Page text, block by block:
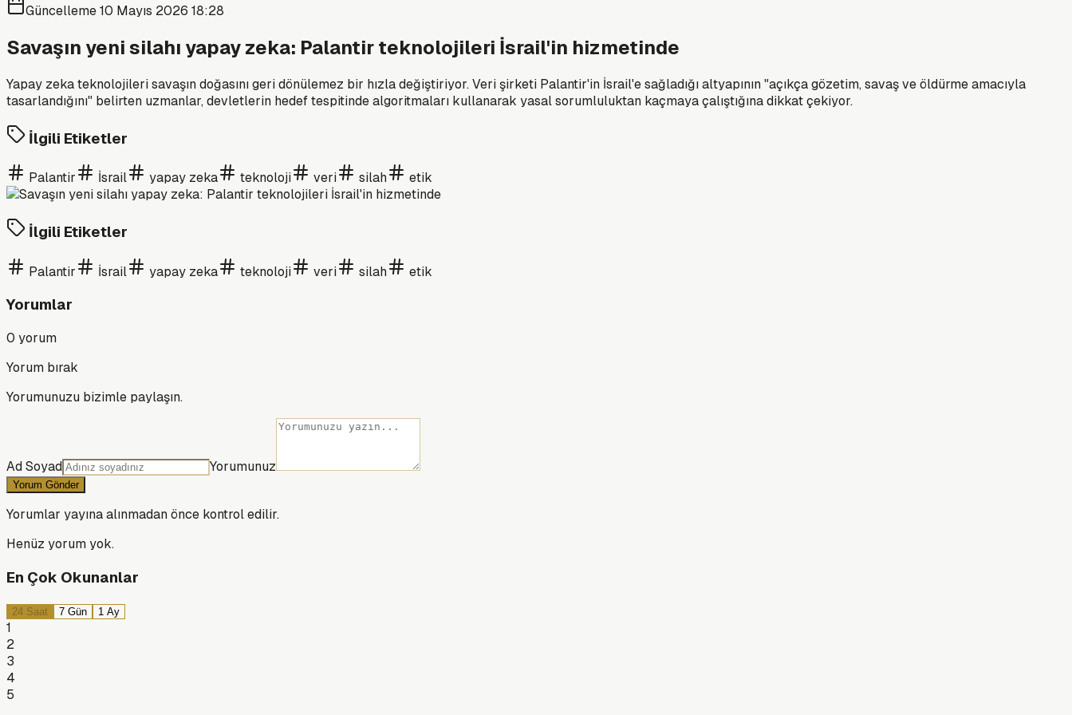
Güncelleme10 Mayıs 2026 18:28
Savaşın yeni silahı yapay zeka: Palantir teknolojileri İsrail'in hizmetinde
Yapay zeka teknolojileri savaşın doğasını geri dönülemez bir hızla değiştiriyor. Veri şirketi Palantir'in İsrail'e sağladığı altyapının "açıkça gözetim, savaş ve öldürme amacıyla
tasarlandığını" belirten uzmanlar, devletlerin hedef tespitinde algoritmaları kullanarak yasal sorumluluktan kaçmaya çalıştığına dikkat çekiyor.
İlgili Etiketler
Palantir İsrail yapay zeka teknoloji veri silah etik
İlgili Etiketler
Palantir İsrail yapay zeka teknoloji veri silah etik
Yorumlar
0 yorum
Yorum bırak
Yorumunuzu bizimle paylaşın.
Ad Soyad Yorumunuz
Yorum Gönder
Yorumlar yayına alınmadan önce kontrol edilir.
Henüz yorum yok.
En Çok Okunanlar
24 Saat 7 Gün 1 Ay
1
2
3
4
5